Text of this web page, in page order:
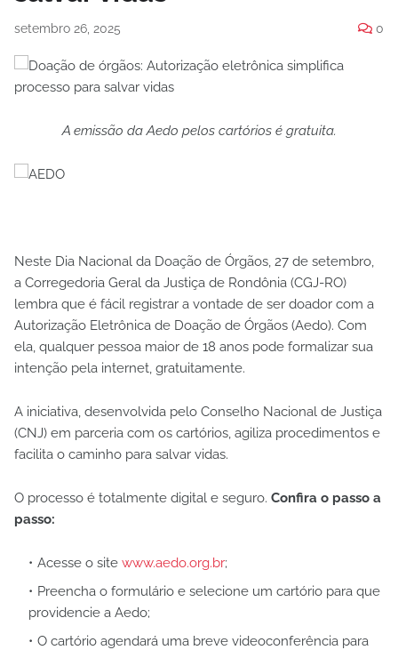
setembro 26, 2025 0
A emissão da Aedo pelos cartórios é gratuita.
Neste Dia Nacional da Doação de Órgãos, 27 de setembro,
a Corregedoria Geral da Justiça de Rondônia (CGJ-RO)
lembra que é fácil registrar a vontade de ser doador com a
Autorização Eletrônica de Doação de Órgãos (Aedo). Com
ela, qualquer pessoa maior de 18 anos pode formalizar sua
intenção pela internet, gratuitamente.
A iniciativa, desenvolvida pelo Conselho Nacional de Justiça
(CNJ) em parceria com os cartórios, agiliza procedimentos e
facilita o caminho para salvar vidas.
O processo é totalmente digital e seguro. Confira o passo a
passo:
Acesse o site www.aedo.org.br;
Preencha o formulário e selecione um cartório para que
providencie a Aedo;
O cartório agendará uma breve videoconferência para